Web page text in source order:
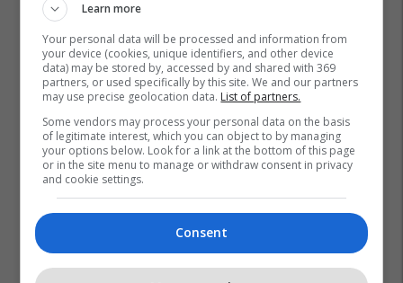
Learn more
Your personal data will be processed and information from
your device (cookies, unique identifiers, and other device
data) may be stored by, accessed by and shared with 369
partners, or used specifically by this site. We and our partners
may use precise geolocation data. List of partners.
Some vendors may process your personal data on the basis
of legitimate interest, which you can object to by managing
your options below. Look for a link at the bottom of this page
or in the site menu to manage or withdraw consent in privacy
and cookie settings.
Consent